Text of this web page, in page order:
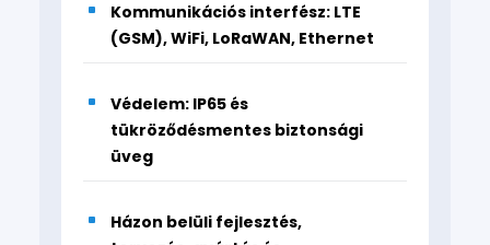
Kommunikációs interfész: LTE
(GSM), WiFi, LoRaWAN, Ethernet
Védelem: IP65 és
tükröződésmentes biztonsági
üveg
Házon belüli fejlesztés,